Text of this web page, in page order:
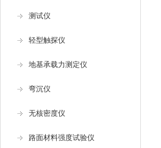
测试仪
轻型触探仪
地基承载力测定仪
弯沉仪
无核密度仪
路面材料强度试验仪